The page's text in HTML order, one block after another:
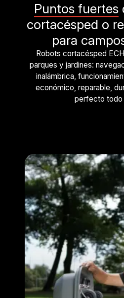
Puntos fuertes
cortacésped o
para
Robots cortacésped
parques y jardines:
inalámbrica,
económico, reparable,
perfecto todo